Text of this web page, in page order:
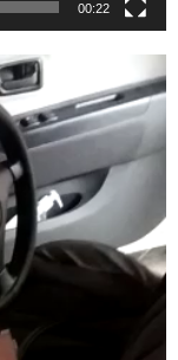
00:22